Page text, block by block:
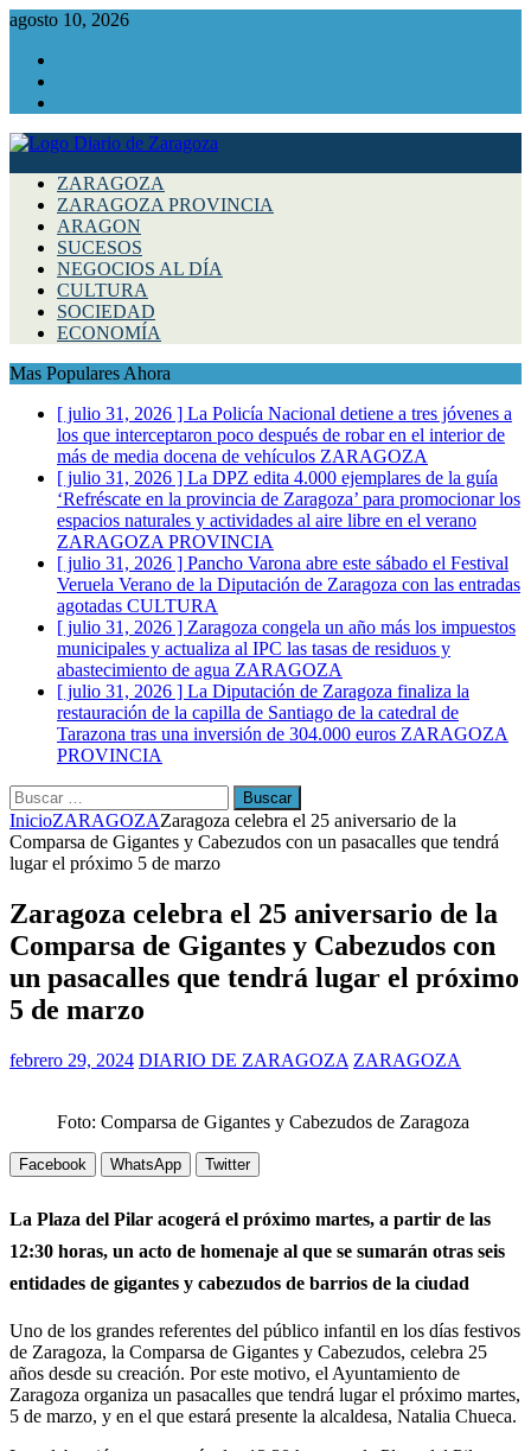
agosto 10, 2026
ZARAGOZA
ZARAGOZA PROVINCIA
ARAGON
SUCESOS
NEGOCIOS AL DÍA
CULTURA
SOCIEDAD
ECONOMÍA
Mas Populares Ahora
[ julio 31, 2026 ] La Policía Nacional detiene a tres jóvenes a
los que interceptaron poco después de robar en el interior de
más de media docena de vehículos ZARAGOZA
[ julio 31, 2026 ] La DPZ edita 4.000 ejemplares de la guía
‘Refréscate en la provincia de Zaragoza’ para promocionar los
espacios naturales y actividades al aire libre en el verano
ZARAGOZA PROVINCIA
[ julio 31, 2026 ] Pancho Varona abre este sábado el Festival
Veruela Verano de la Diputación de Zaragoza con las entradas
agotadas CULTURA
[ julio 31, 2026 ] Zaragoza congela un año más los impuestos
municipales y actualiza al IPC las tasas de residuos y
abastecimiento de agua ZARAGOZA
[ julio 31, 2026 ] La Diputación de Zaragoza finaliza la
restauración de la capilla de Santiago de la catedral de
Tarazona tras una inversión de 304.000 euros ZARAGOZA
PROVINCIA
Buscar:
InicioZARAGOZAZaragoza celebra el 25 aniversario de la
Comparsa de Gigantes y Cabezudos con un pasacalles que tendrá
lugar el próximo 5 de marzo
Zaragoza celebra el 25 aniversario de la
Comparsa de Gigantes y Cabezudos con
un pasacalles que tendrá lugar el próximo
5 de marzo
febrero 29, 2024 DIARIO DE ZARAGOZA ZARAGOZA
Foto: Comparsa de Gigantes y Cabezudos de Zaragoza
Facebook WhatsApp Twitter
La Plaza del Pilar acogerá el próximo martes, a partir de las
12:30 horas, un acto de homenaje al que se sumarán otras seis
entidades de gigantes y cabezudos de barrios de la ciudad
Uno de los grandes referentes del público infantil en los días festivos
de Zaragoza, la Comparsa de Gigantes y Cabezudos, celebra 25
años desde su creación. Por este motivo, el Ayuntamiento de
Zaragoza organiza un pasacalles que tendrá lugar el próximo martes,
5 de marzo, y en el que estará presente la alcaldesa, Natalia Chueca.